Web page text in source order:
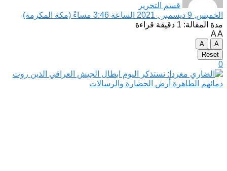
قسم التحرير
الخميس, 9 ديسمبر , 2021 الساعة 3:46 مساءً (مكة المكرمة)
مدة المقالة: 1 دقيقة قراءة
AA
A
A
Reset
0